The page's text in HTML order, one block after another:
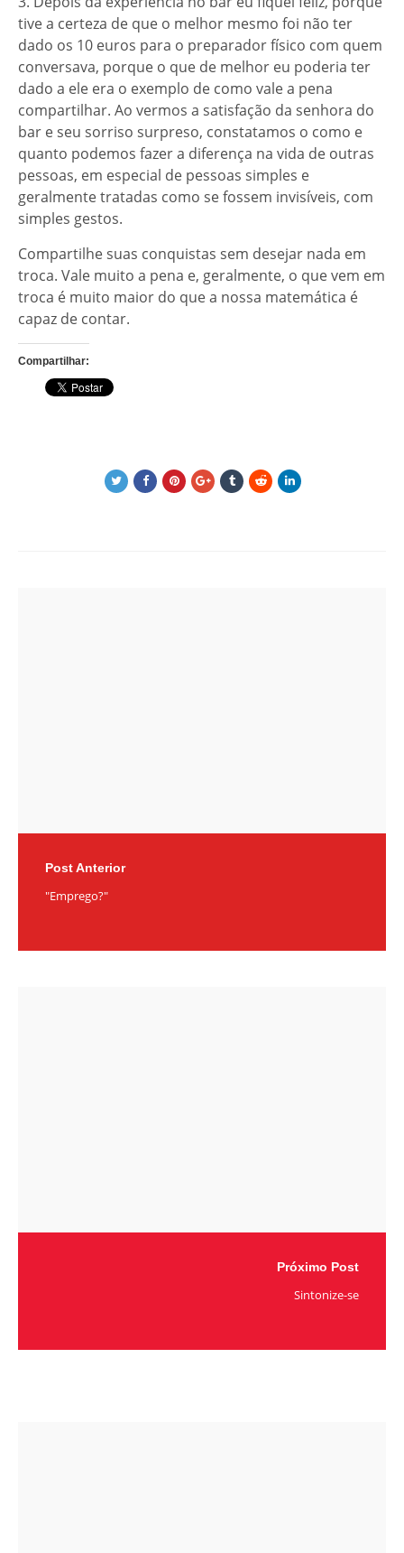
tive a certeza de que o melhor mesmo foi não ter
dado os 10 euros para o preparador físico com quem
conversava, porque o que de melhor eu poderia ter
dado a ele era o exemplo de como vale a pena
compartilhar. Ao vermos a satisfação da senhora do
bar e seu sorriso surpreso, constatamos o como e
quanto podemos fazer a diferença na vida de outras
pessoas, em especial de pessoas simples e
geralmente tratadas como se fossem invisíveis, com
simples gestos.
Compartilhe suas conquistas sem desejar nada em
troca. Vale muito a pena e, geralmente, o que vem em
troca é muito maior do que a nossa matemática é
capaz de contar.
Compartilhar:
Post Anterior
"Emprego?"
Próximo Post
Sintonize-se